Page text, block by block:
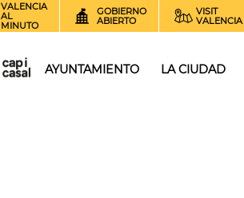
VALENCIA
AL
MINUTO
GOBIERNO
ABIERTO
VISIT
VALENCIA
AYUNTAMIENTO LA CIUDAD